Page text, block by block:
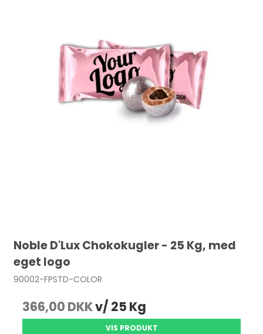
Noble D'Lux Chokokugler - 25 Kg, med
eget logo
90002-FPSTD-COLOR
366,00 DKKv/ 25 Kg
VIS PRODUKT